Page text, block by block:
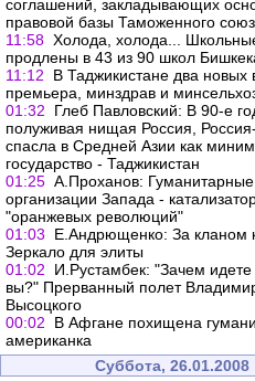
соглашений, закладывающих
правовой базы Таможенного
11:58 Холода, холода...
продлены в 43 из 90 школ
11:12
В Таджикистане два новых
премьера, минздрав и
01:32
Глеб Павловский: В 90-е
полуживая нищая Россия,
спасла в Средней Азии как
государство - Таджикистан
01:25 А.Проханов: Гуманитарные
организации Запада -
"оранжевых революций"
01:03
Е.Андрющенко: За кланом
Зеркало для элиты
01:02
И.Рустамбек: "Зачем идете
вы?" Прерванный полет
Высоцкого
00:02
В Афгане похищена
американка
Суббота, 26.01.2008